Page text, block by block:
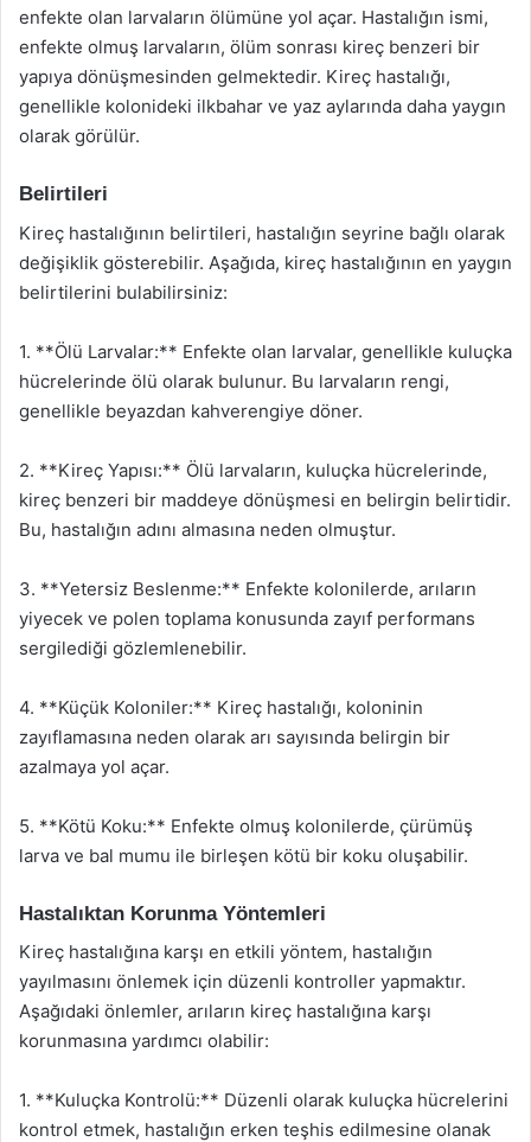
enfekte olan larvaların ölümüne yol açar. Hastalığın ismi,
enfekte olmuş larvaların, ölüm sonrası kireç benzeri bir
yapıya dönüşmesinden gelmektedir. Kireç hastalığı,
genellikle kolonideki ilkbahar ve yaz aylarında daha yaygın
olarak görülür.
Belirtileri
Kireç hastalığının belirtileri, hastalığın seyrine bağlı olarak
değişiklik gösterebilir. Aşağıda, kireç hastalığının en yaygın
belirtilerini bulabilirsiniz:
1. **Ölü Larvalar:** Enfekte olan larvalar, genellikle kuluçka
hücrelerinde ölü olarak bulunur. Bu larvaların rengi,
genellikle beyazdan kahverengiye döner.
2. **Kireç Yapısı:** Ölü larvaların, kuluçka hücrelerinde,
kireç benzeri bir maddeye dönüşmesi en belirgin belirtidir.
Bu, hastalığın adını almasına neden olmuştur.
3. **Yetersiz Beslenme:** Enfekte kolonilerde, arıların
yiyecek ve polen toplama konusunda zayıf performans
sergilediği gözlemlenebilir.
4. **Küçük Koloniler:** Kireç hastalığı, koloninin
zayıflamasına neden olarak arı sayısında belirgin bir
azalmaya yol açar.
5. **Kötü Koku:** Enfekte olmuş kolonilerde, çürümüş
larva ve bal mumu ile birleşen kötü bir koku oluşabilir.
Hastalıktan Korunma Yöntemleri
Kireç hastalığına karşı en etkili yöntem, hastalığın
yayılmasını önlemek için düzenli kontroller yapmaktır.
Aşağıdaki önlemler, arıların kireç hastalığına karşı
korunmasına yardımcı olabilir:
1. **Kuluçka Kontrolü:** Düzenli olarak kuluçka hücrelerini
kontrol etmek, hastalığın erken teşhis edilmesine olanak